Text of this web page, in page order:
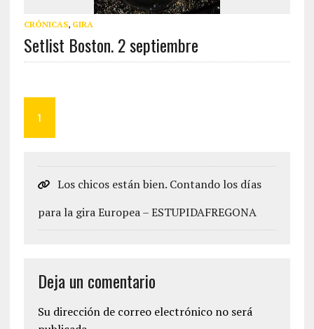
CRÓNICAS, GIRA
Setlist Boston. 2 septiembre
1
Los chicos están bien. Contando los días
para la gira Europea – ESTUPIDAFREGONA
Deja un comentario
Su dirección de correo electrónico no será